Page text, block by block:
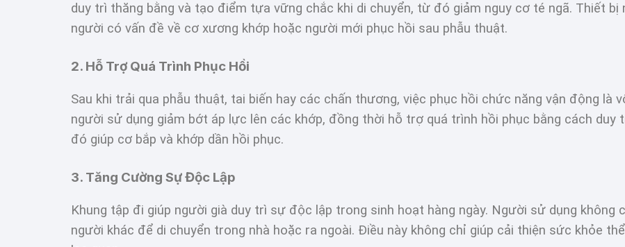
duy trì thăng bằng và tạo điểm tựa vững chắc khi di chuyển, từ đó giảm nguy cơ té ngã. Thiết
người có vấn đề về cơ xương khớp hoặc người mới phục hồi sau phẫu thuật.
2. Hỗ Trợ Quá Trình Phục Hồi
Sau khi trải qua phẫu thuật, tai biến hay các chấn thương, việc phục hồi chức năng vận động là
người sử dụng giảm bớt áp lực lên các khớp, đồng thời hỗ trợ quá trình hồi phục bằng cách
đó giúp cơ bắp và khớp dần hồi phục.
3. Tăng Cường Sự Độc Lập
Khung tập đi giúp người già duy trì sự độc lập trong sinh hoạt hàng ngày. Người sử dụng không
người khác để di chuyển trong nhà hoặc ra ngoài. Điều này không chỉ giúp cải thiện sức khỏe